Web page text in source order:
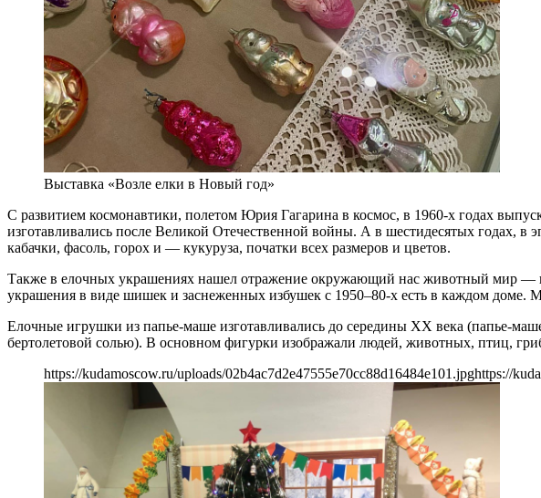
Выставка «Возле елки в Новый год»
С развитием космонавтики, полетом Юрия Гагарина в космос, в 1960-х годах
изготавливались после Великой Отечественной войны. А в шестидесятых годах,
кабачки, фасоль, горох и — кукуруза, початки всех размеров и цветов.
Также в елочных украшениях нашел отражение окружающий нас животный мир —
украшения в виде шишек и заснеженных избушек с 1950–80-х есть в каждом доме.
Елочные игрушки из папье-маше изготавливались до середины XX века (папье-
бертолетовой солью). В основном фигурки изображали людей, животных, птиц,
https://kudamoscow.ru/uploads/02b4ac7d2e47555e70cc88d16484e101.jpghttps://